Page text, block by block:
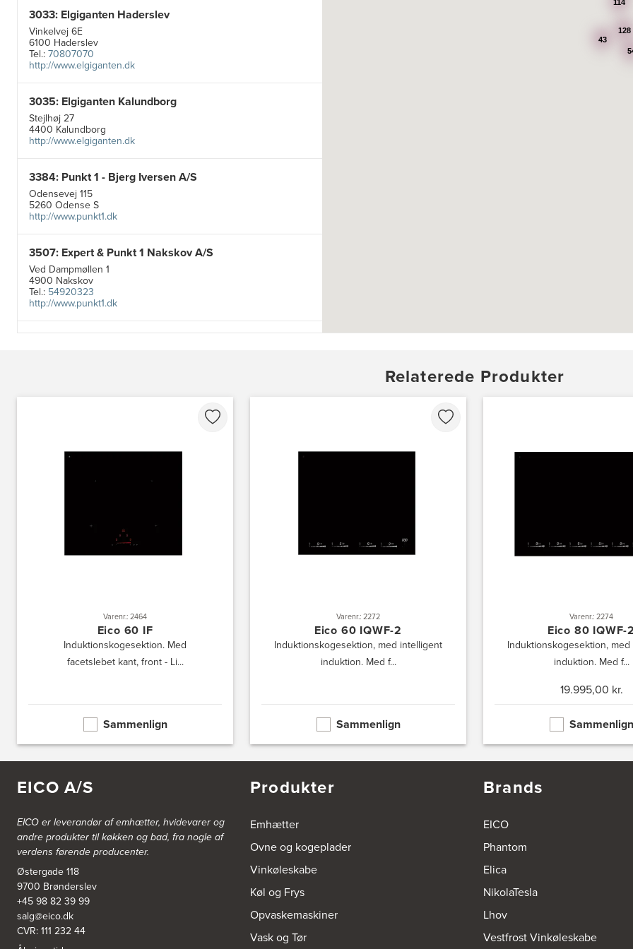
3033: Elgiganten Haderslev
Vinkelvej 6E
6100 Haderslev
Tel.:70807070
http://www.elgiganten.dk
3035: Elgiganten Kalundborg
Stejlhøj 27
4400 Kalundborg
http://www.elgiganten.dk
3384: Punkt 1 - Bjerg Iversen A/S
Odensevej 115
5260 Odense S
http://www.punkt1.dk
3507: Expert & Punkt 1 Nakskov A/S
Ved Dampmøllen 1
4900 Nakskov
Tel.: 54920323
http://www.punkt1.dk
https://www.power.dk/butik/power-ishoj/s-3830/
https://www.power.dk/butik/power-roedovre/s-3831/
https://www.power.dk/butik/power-slagelse/s-3832/
3836: Power Frederikshavn
Grønlandsvej 22
3841: Power Haderslev
Nordhavnsvej 2
Vegavej 11
8700 Horsens
Tel.:75647733
http://www.el-salg.dk
A/S Kærsgaard
Hjørringvej 42
9400 Nørresundby
Tel.:98172377
128
114
43
Relaterede Produkter
Varenr.: 2464
Eico 60 IF
Induktionskogesektion. Med
facetslebet kant, front - Li...
Sammenlign
Varenr.: 2272
Eico 60 IQWF-2
Induktionskogesektion, med intelligent
induktion. Med f...
Sammenlign
Varenr.: 2274
Eico 80 IQWF-
Induktionskogesektion,
induktion. Med f...
19.995,00 kr.
Sammenlign
EICO A/S
EICO er leverandør af emhætter, hvidevarer og
andre produkter til køkken og bad, fra nogle af
verdens førende producenter.
Østergade 118
9700 Brønderslev
+45 98 82 39 99
salg@eico.dk
CVR: 111 232 44
Produkter
Emhætter
Ovne og kogeplader
Vinkøleskabe
Køl og Frys
Opvaskemaskiner
Vask og Tør
Brands
EICO
Phantom
Elica
NikolaTesla
Lhov
Vestfrost Vinkøleskabe